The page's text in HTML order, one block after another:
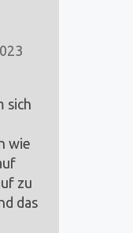
sich
wie
zu
das